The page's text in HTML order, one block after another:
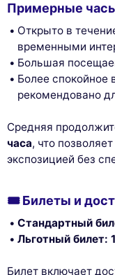
Примерные
Открыто в
временными
Большая
Более спокойное
рекомендовано
Средняя
часа, что
экспозицией без
🎟️ Билеты и
Стандартный
Льготный билет:
Билет включает